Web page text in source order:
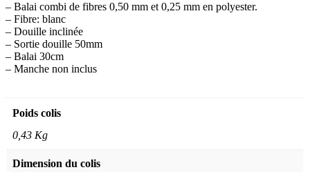
– Balai combi de fibres 0,50 mm et 0,25 mm en polyester.
– Fibre: blanc
– Douille inclinée
– Sortie douille 50mm
– Balai 30cm
– Manche non inclus
Poids colis
0,43 Kg
Dimension du colis